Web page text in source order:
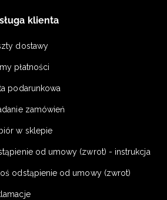
klienta
dostawy
płatności
podarunkowa
zamówień
w sklepie
od umowy (zwrot) - instrukcja
odstąpienie od umowy (zwrot)